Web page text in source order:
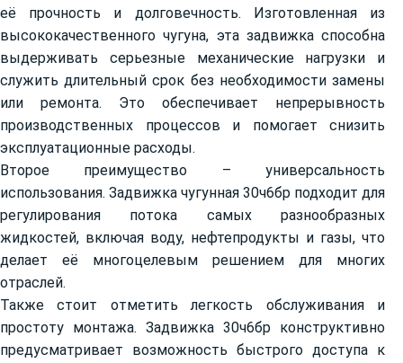
её прочность и долговечность. Изготовленная из
высококачественного чугуна, эта задвижка способна
выдерживать серьезные механические нагрузки и
служить длительный срок без необходимости замены
или ремонта. Это обеспечивает непрерывность
производственных процессов и помогает снизить
эксплуатационные расходы.
Второе преимущество – универсальность
использования. Задвижка чугунная 30ч6бр подходит для
регулирования потока самых разнообразных
жидкостей, включая воду, нефтепродукты и газы, что
делает её многоцелевым решением для многих
отраслей.
Также стоит отметить легкость обслуживания и
простоту монтажа. Задвижка 30ч6бр конструктивно
предусматривает возможность быстрого доступа к